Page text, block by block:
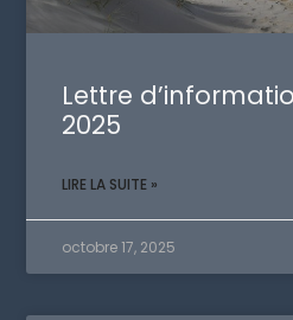
Lettre
2025
LIRE LA SUITE »
octobre 17, 2025